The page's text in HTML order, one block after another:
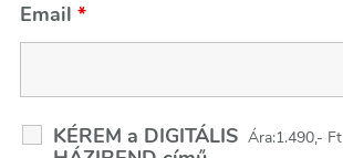
Email*
KÉREM a DIGITÁLIS Ára:1.490,- Ft